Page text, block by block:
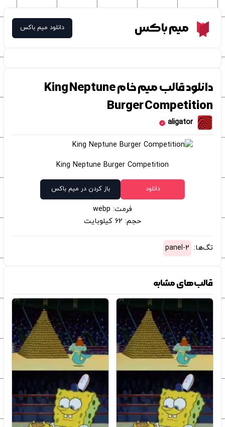
Meme Boxمیم باکس دانلود میم باکس
دانلود قالب میم خام King Neptune
Burger Competition
aligator
King Neptune Burger Competition
دانلود باز کردن در میم باکس
فرمت: webp
حجم: 62 کیلوبایت
تگ‌ها: 2-panel
قالب‌های مشابه